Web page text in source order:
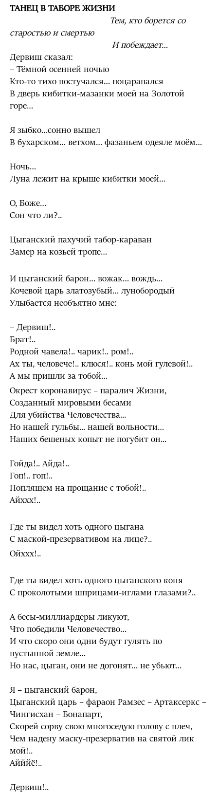
ТАНЕЦ В ТАБОРЕ ЖИЗНИ
Тем, кто борется со
старостью и смертью
И побеждает…
Дервиш сказал:
– Тёмной осенней ночью
Кто-то тихо постучался… поцарапался
В дверь кибитки-мазанки моей на Золотой
горе…
Я зыбко…сонно вышел
В бухарском… ветхом… фазаньем одеяле моём…
Ночь…
Луна лежит на крыше кибитки моей…
О, Боже…
Сон что ли?..
Цыганский пахучий табор-караван
Замер на козьей тропе…
И цыганский барон… вожак… вождь…
Кочевой царь златозубый… лунобородый
Улыбается необъятно мне:
– Дервиш!..
Брат!..
Родной чавела!.. чарик!.. ром!..
Ах ты, человече!.. клюся!.. конь мой гулевой!..
А мы пришли за тобой…
Окрест коронавирус – паралич Жизни,
Созданный мировыми бесами
Для убийства Человечества...
Но нашей гульбы... нашей вольности…
Наших бешеных копыт не погубит он...
Гойда!.. Айда!..
Гоп!.. гоп!..
Попляшем на прощание с тобой!..
Айххх!..
Где ты видел хоть одного цыгана
С маской-презервативом на лице?..
Ойххх!..
Где ты видел хоть одного цыганского коня
С проколотыми шприцами-иглами глазами?..
А бесы-миллиардеры ликуют,
Что победили Человечество…
И что скоро они одни будут гулять по
пустынной земле…
Но нас, цыган, они не догонят… не убьют…
Я – цыганский барон,
Цыганский царь – фараон Рамзес – Артаксеркс –
Чингисхан – Бонапарт,
Скорей сорву свою многоседую голову с плеч,
Чем надену маску-презерватив на святой лик
мой!..
Айййё!..
Дервиш!..